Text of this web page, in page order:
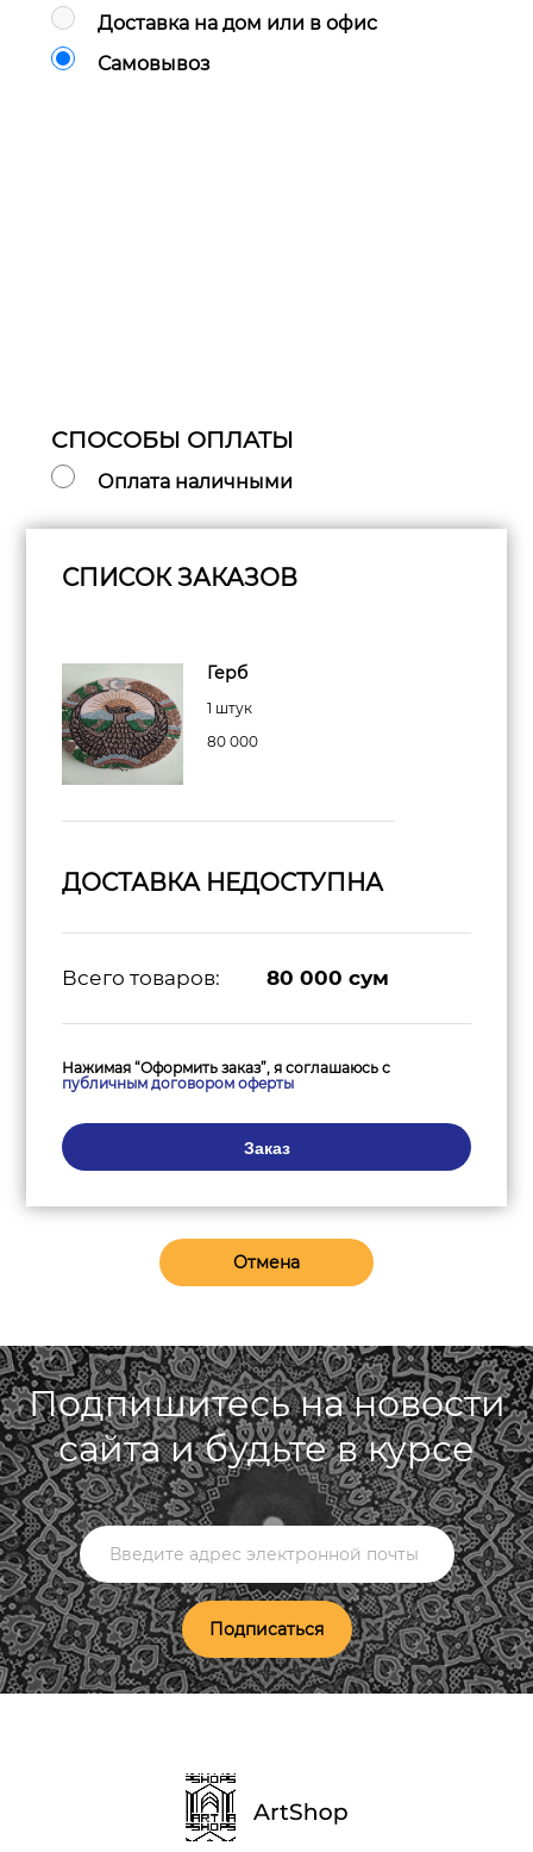
Доставка на дом или в офис
Самовывоз
СПОСОБЫ ОПЛАТЫ
Оплата наличными
СПИСОК ЗАКАЗОВ
Герб
1 штук
80 000
ДОСТАВКА НЕДОСТУПНА
Всего товаров: 80 000 сум
Нажимая “Оформить заказ”, я соглашаюсь с
публичным договором оферты
Заказ
Отмена
Подпишитесь на новости
сайта и будьте в курсе
Подписаться